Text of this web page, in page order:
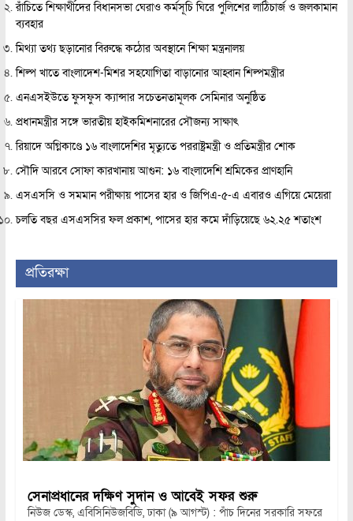
রাঁচিতে শিক্ষার্থীদের বিধানসভা ঘেরাও কর্মসূচি ঘিরে পুলিশের লাঠিচার্জ ও জলকামান
ব্যবহার
মিথ্যা তথ্য ছড়ানোর বিরুদ্ধে কঠোর অবস্থানে শিক্ষা মন্ত্রনালয়
শিল্প খাতে বাংলাদেশ-মিশর সহযোগিতা বাড়ানোর আহ্বান শিল্পমন্ত্রীর
এনএসইউতে ফুসফুস ক্যান্সার সচেতনতামূলক সেমিনার অনুষ্ঠিত
প্রধানমন্ত্রীর সঙ্গে ভারতীয় হাইকমিশনারের সৌজন্য সাক্ষাৎ
রিয়াদে অগ্নিকাণ্ডে ১৬ বাংলাদেশির মৃত্যুতে পররাষ্ট্রমন্ত্রী ও প্রতিমন্ত্রীর শোক
সৌদি আরবে সোফা কারখানায় আগুন: ১৬ বাংলাদেশি শ্রমিকের প্রাণহানি
এসএসসি ও সমমান পরীক্ষায় পাসের হার ও জিপিএ-৫-এ এবারও এগিয়ে মেয়েরা
চলতি বছর এসএসসির ফল প্রকাশ, পাসের হার কমে দাঁড়িয়েছে ৬২.২৫ শতাংশ
প্রতিরক্ষা
সেনাপ্রধানের দক্ষিণ সুদান ও আবেই সফর শুরু
নিউজ ডেস্ক, এবিসিনিউজবিডি, ঢাকা (৯ আগস্ট) : পাঁচ দিনের সরকারি সফরে